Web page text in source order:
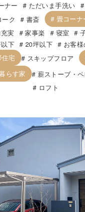
ナー
ただいま手洗い
ク
書斎 畳コーナ
実 家事楽 寝室
下 20坪以下 お客
宅
スキップフロア
らす家
薪ストーブ・
ロフト